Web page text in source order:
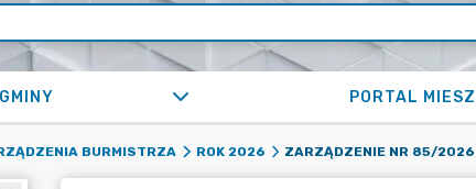
PORTAL
BURMISTRZA ROK 2026